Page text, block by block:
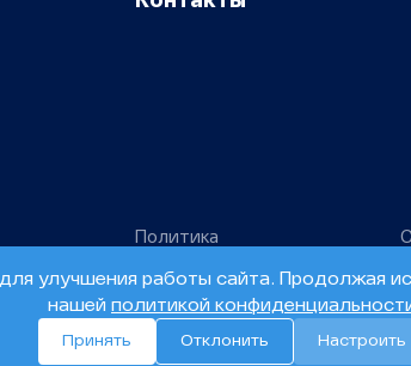
улучшения работы сайта. Продолжая
нашей политикой
Принять Отклонить Настроить
Политика